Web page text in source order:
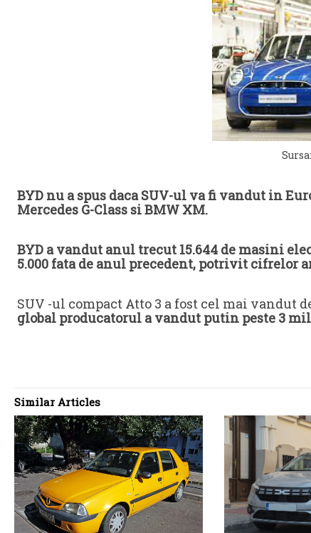
BYD nu a spus daca SUV-ul va fi vandut in
Mercedes G-Class si BMW XM.
BYD a vandut anul trecut 15.644 de masini
5.000 fata de anul precedent, potrivit cifrelor
SUV -ul compact Atto 3 a fost cel mai vandut
global producatorul a vandut putin peste 3
Similar Articles